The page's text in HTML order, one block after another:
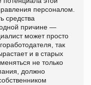
персоналом.
средства
причине —
может просто
работодателя, так
и в старых
не только
должно